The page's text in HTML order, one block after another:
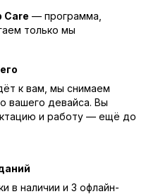
Care — программа,
только мы
к вам, мы снимаем
вашего девайса. Вы
и работу — ещё до
в наличии и 3 офлайн-